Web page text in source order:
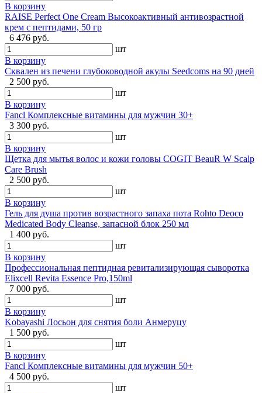
В корзину
RAISE Perfect One Cream Высокоактивный антивозрастной
крем с пептидами, 50 гр
6 476 руб.
шт
В корзину
Сквален из печени глубоководной акулы Seedcoms на 90 дней
2 500 руб.
шт
В корзину
Fancl Комплексные витамины для мужчин 30+
3 300 руб.
шт
В корзину
Щетка для мытья волос и кожи головы COGIT BeauR W Scalp
Care Brush
2 500 руб.
шт
В корзину
Гель для душа против возрастного запаха пота Rohto Deoco
Medicated Body Cleanse, запасной блок 250 мл
1 400 руб.
шт
В корзину
Профессиональная пептидная ревитализирующая сыворотка
Elixcell Revita Essence Pro,150ml
7 000 руб.
шт
В корзину
Kobayashi Лосьон для снятия боли Анмеруцу
1 500 руб.
шт
В корзину
Fancl Комплексные витамины для мужчин 50+
4 500 руб.
шт